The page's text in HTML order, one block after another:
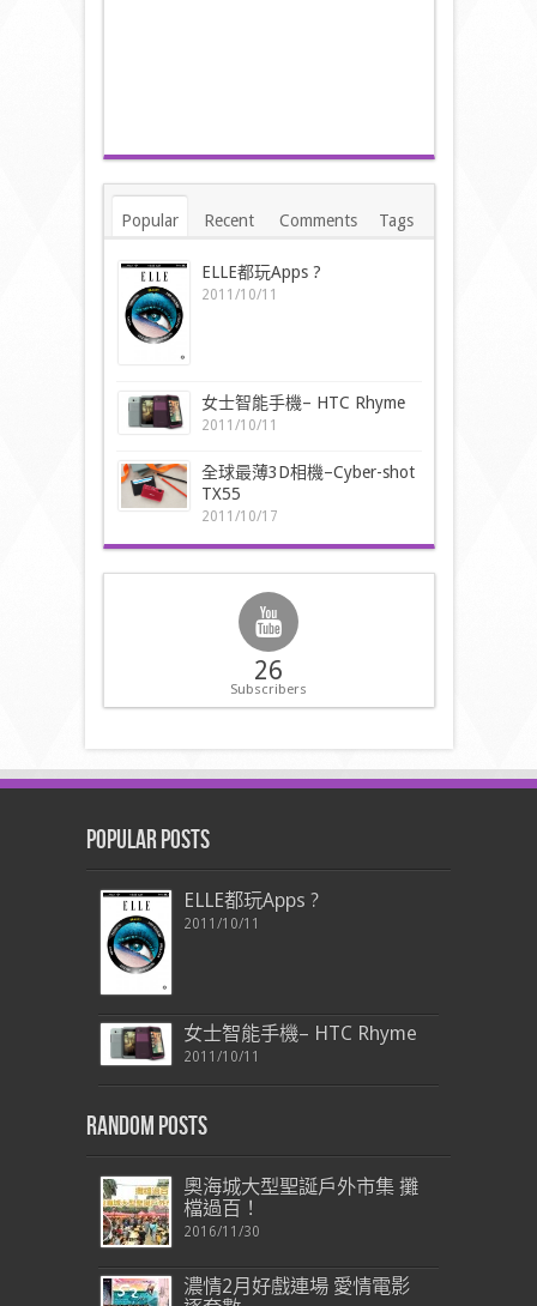
Popular Recent Comments Tags
ELLE都玩Apps ?
2011/10/11
女士智能手機– HTC Rhyme
2011/10/11
全球最薄3D相機–Cyber-shot
TX55
2011/10/17
26
Subscribers
Popular Posts
ELLE都玩Apps ?
2011/10/11
女士智能手機– HTC Rhyme
2011/10/11
Random Posts
奧海城大型聖誕戶外市集 攤
檔過百！
2016/11/30
濃情2月好戲連場 愛情電影